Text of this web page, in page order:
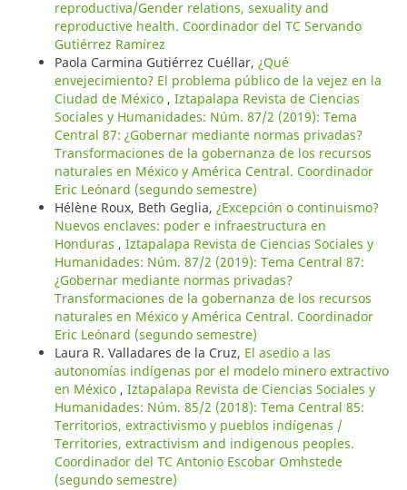
reproductiva/Gender relations, sexuality and
reproductive health. Coordinador del TC Servando
Gutiérrez Ramírez
Paola Carmina Gutiérrez Cuéllar, ¿Qué
envejecimiento? El problema público de la vejez en la
Ciudad de México , Iztapalapa Revista de Ciencias
Sociales y Humanidades: Núm. 87/2 (2019): Tema
Central 87: ¿Gobernar mediante normas privadas?
Transformaciones de la gobernanza de los recursos
naturales en México y América Central. Coordinador
Eric Leónard (segundo semestre)
Hélène Roux, Beth Geglia, ¿Excepción o continuismo?
Nuevos enclaves: poder e infraestructura en
Honduras , Iztapalapa Revista de Ciencias Sociales y
Humanidades: Núm. 87/2 (2019): Tema Central 87:
¿Gobernar mediante normas privadas?
Transformaciones de la gobernanza de los recursos
naturales en México y América Central. Coordinador
Eric Leónard (segundo semestre)
Laura R. Valladares de la Cruz, El asedio a las
autonomías indígenas por el modelo minero extractivo
en México , Iztapalapa Revista de Ciencias Sociales y
Humanidades: Núm. 85/2 (2018): Tema Central 85:
Territorios, extractivismo y pueblos indígenas /
Territories, extractivism and indigenous peoples.
Coordinador del TC Antonio Escobar Omhstede
(segundo semestre)